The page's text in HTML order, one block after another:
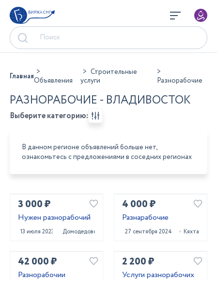
БИРЖА СНГ
ГлавнаяОбъявления
Строительные
услуги
Разнорабочие
РАЗНОРАБОЧИЕ - ВЛАДИВОСТОК
Выберите категорию:
В данном регионе объявлений больше нет,
ознакомьтесь с предложениями в соседних регионах
3 000 ₽
Нужен разнорабочий
13 июля 2023 Домодедово
4 000 ₽
Разнарабочие
27 сентября 2024 Кяхта
42 000 ₽
Разнорабочии
2 200 ₽
Услуги разнорабочих